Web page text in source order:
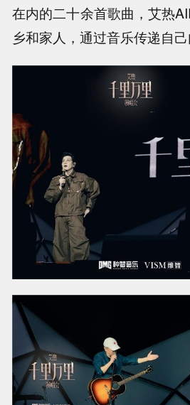
在内的二十余首歌曲，艾热
乡和家人，通过音乐传递自己